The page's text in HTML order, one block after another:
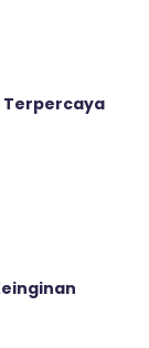
Terpercaya